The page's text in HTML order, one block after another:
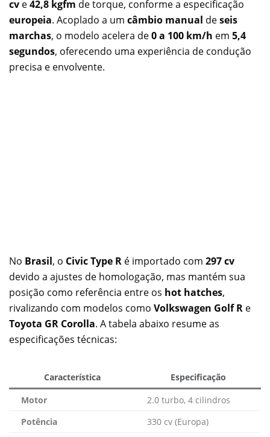
cv e42,8 kgfm de torque, conforme a especificação
europeia. Acoplado a um câmbio manual deseis
marchas, o modelo acelera de0 a 100 km/h em 5,4
segundos, oferecendo uma experiência de condução
precisa e envolvente.
No Brasil, o Civic Type R é importado com 297 cv
devido a ajustes de homologação, mas mantém sua
posição como referência entre os hot hatches,
rivalizando com modelos como Volkswagen Golf R e
Toyota GR Corolla. A tabela abaixo resume as
especificações técnicas:
Característica
Especificação
Motor
2.0 turbo, 4 cilindros
Potência
330 cv (Europa)